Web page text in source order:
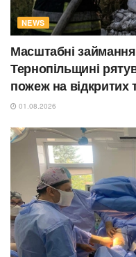
NEWS
Масштабні
Тернопільщині
пожеж на відкритих
01.08.2026